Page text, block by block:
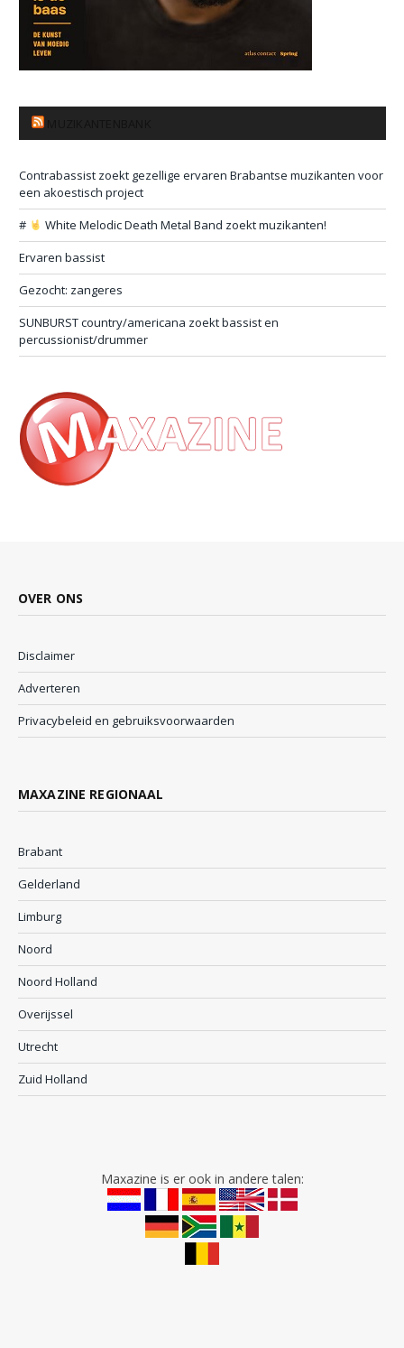
Contrabassist zoekt gezellige ervaren Brabantse muzikanten voor
een akoestisch project
#
White Melodic Death Metal Band zoekt muzikanten!
Ervaren bassist
Gezocht: zangeres
SUNBURST country/americana zoekt bassist en
percussionist/drummer
OVER ONS
Disclaimer
Adverteren
Privacybeleid en gebruiksvoorwaarden
MAXAZINE REGIONAAL
Brabant
Gelderland
Limburg
Noord
Noord Holland
Overijssel
Utrecht
Zuid Holland
Maxazine is er ook in andere talen: